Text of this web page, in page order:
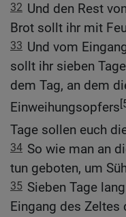
32 Und den Rest
Brot sollt ihr mit
33 Und vom
sollt ihr sieben
dem Tag, an dem
Einweihungsopfers
Tage sollen euch
34 So wie man an
tun geboten, um
35 Sieben Tage
Eingang des Zeltes